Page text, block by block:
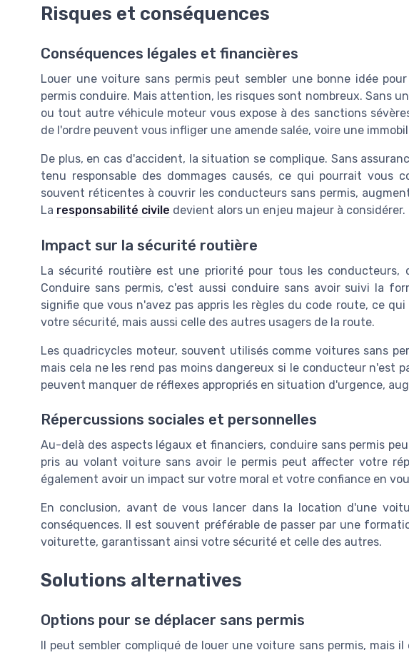
Risques et conséquences
Conséquences légales et financières
Louer une voiture sans permis peut sembler une bonne idée
permis conduire. Mais attention, les risques sont nombreux. Sans
ou tout autre véhicule moteur vous expose à des sanctions
de l'ordre peuvent vous infliger une amende salée, voire une
De plus, en cas d'accident, la situation se complique. Sans
tenu responsable des dommages causés, ce qui pourrait vous
souvent réticentes à couvrir les conducteurs sans permis,
La responsabilité civile devient alors un enjeu majeur à considérer.
Impact sur la sécurité routière
La sécurité routière est une priorité pour tous les conducteurs,
Conduire sans permis, c'est aussi conduire sans avoir suivi la
signifie que vous n'avez pas appris les règles du code route, ce
votre sécurité, mais aussi celle des autres usagers de la route.
Les quadricycles moteur, souvent utilisés comme voitures sans
mais cela ne les rend pas moins dangereux si le conducteur n'est
peuvent manquer de réflexes appropriés en situation d'urgence,
Répercussions sociales et personnelles
Au-delà des aspects légaux et financiers, conduire sans permis
pris au volant voiture sans avoir le permis peut affecter votre
également avoir un impact sur votre moral et votre confiance en
En conclusion, avant de vous lancer dans la location d'une
conséquences. Il est souvent préférable de passer par une
voiturette, garantissant ainsi votre sécurité et celle des autres.
Solutions alternatives
Options pour se déplacer sans permis
Il peut sembler compliqué de louer une voiture sans permis,